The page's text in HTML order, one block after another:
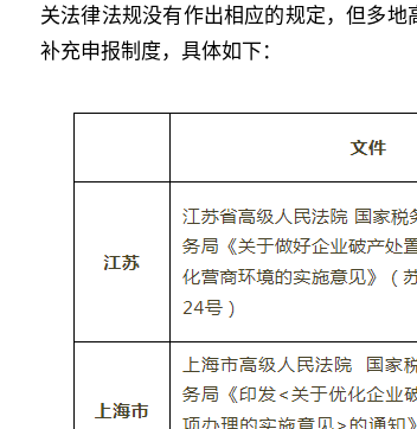
关法律法规没有作出相应的规定，但多
补充申报制度，具体如下：